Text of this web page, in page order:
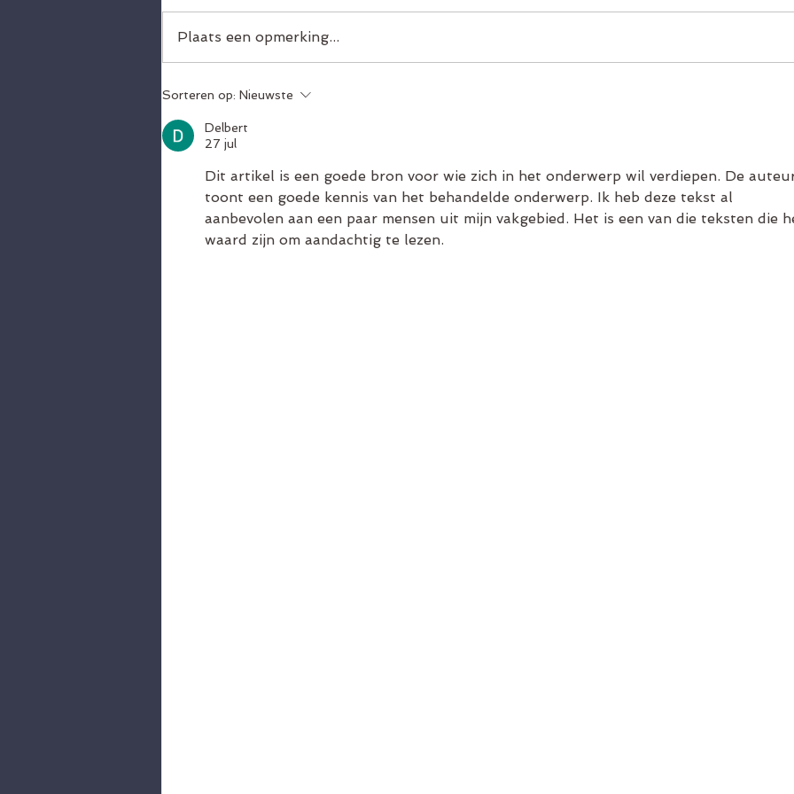
Programma: eerste editie 3-
daagse voetbal clinic, locatie
Den Bosch
Plaats een opmerking...
Sorteren op: Nieuwste
Delbert
27 jul
Dit artikel is een goede bron voor wie zich in het onderwerp wil verdiepen. De
toont een goede kennis van het behandelde onderwerp. Ik heb deze tekst al
aanbevolen aan een paar mensen uit mijn vakgebied. Het is een van die teksten die
waard zijn om aandachtig te lezen.